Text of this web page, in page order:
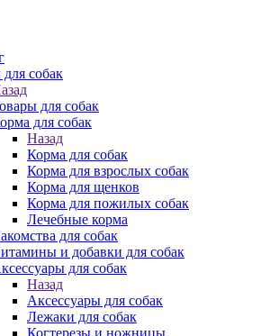
собак
для собак
для собак
Назад
Корма для собак
Корма для взрослых собак
Корма для щенков
Корма для пожилых собак
Лечебные корма
для собак
и добавки для собак
для собак
Назад
Аксессуары для собак
Лежаки для собак
Когтерезы и ножницы